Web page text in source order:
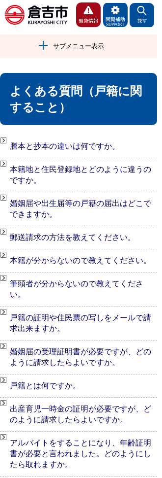
サブメニュー表示
よくある質問（戸籍に関
すること）
謄本と抄本の違いは何ですか。
本籍地と住民登録地とどのように違うの
ですか。
婚姻届や出生届等の戸籍の届出はどこで
できますか。
郵送請求の方法を教えてください。
本籍が分からないので教えてください。
筆頭者が分からないので教えてくださ
い。
戸籍の証明や住民票の写しをメールで請
求出来ますか。
婚姻届の受理証明書が必要ですが、どの
ように請求したらよいですか。
戸籍とは何ですか。
出産育児一時金の証明が必要ですが、ど
のように請求したらよいですか。
アルバイトをすることになり、年齢証明
書が必要と言われました。どのようにし
たら取れますか。